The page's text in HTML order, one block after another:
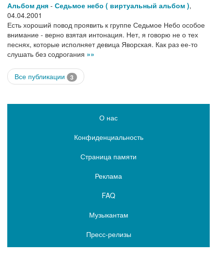
Альбом дня - Седьмое небо ( виртуальный альбом ),
04.04.2001
Есть хороший повод проявить к группе Седьмое Небо особое
внимание - верно взятая интонация. Нет, я говорю не о тех
песнях, которые исполняет девица Яворская. Как раз ее-то
слушать без содрогания »»
Все публикации 3
О нас
Конфиденциальность
Страница памяти
Реклама
FAQ
Музыкантам
Пресс-релизы